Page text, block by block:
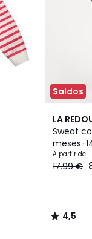
Saldos
LA
Sweat
meses-
A partir de
17.99 €
4,5
/ 5
4,5
/